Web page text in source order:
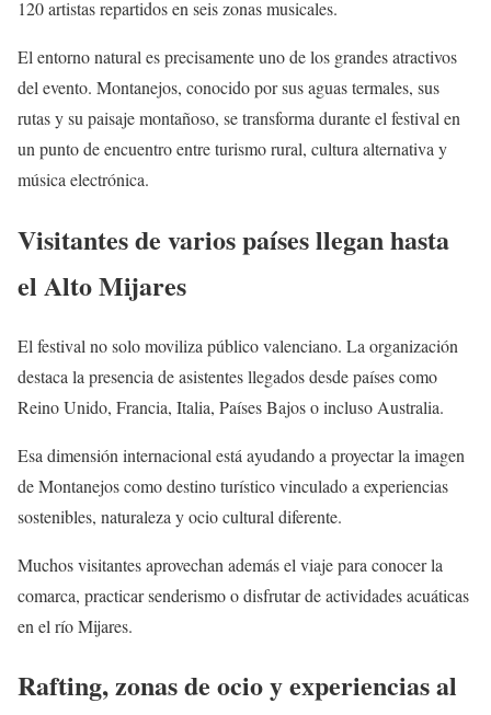
120 artistas repartidos en seis zonas musicales.
El entorno natural es precisamente uno de los grandes atractivos
del evento. Montanejos, conocido por sus aguas termales, sus
rutas y su paisaje montañoso, se transforma durante el festival en
un punto de encuentro entre turismo rural, cultura alternativa y
música electrónica.
Visitantes de varios países llegan hasta
el Alto Mijares
El festival no solo moviliza público valenciano. La organización
destaca la presencia de asistentes llegados desde países como
Reino Unido, Francia, Italia, Países Bajos o incluso Australia.
Esa dimensión internacional está ayudando a proyectar la imagen
de Montanejos como destino turístico vinculado a experiencias
sostenibles, naturaleza y ocio cultural diferente.
Muchos visitantes aprovechan además el viaje para conocer la
comarca, practicar senderismo o disfrutar de actividades acuáticas
en el río Mijares.
Rafting, zonas de ocio y experiencias al